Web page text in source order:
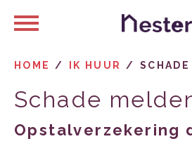
Naar hoofdinhoud
Naar hoofdnavigatiemenu
Naar zoeken
Naar de
Ga naar Hoofd
HOME IK HUUR
Schade
Opstalverzekering